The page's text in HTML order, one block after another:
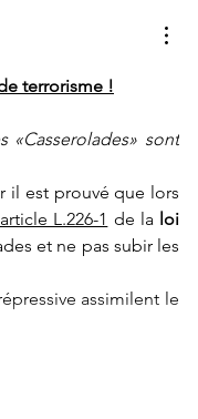
terrorisme !
«Casserolades» sont
il est prouvé que lors
L.226-1 de la loi
et ne pas subir les
assimilent le